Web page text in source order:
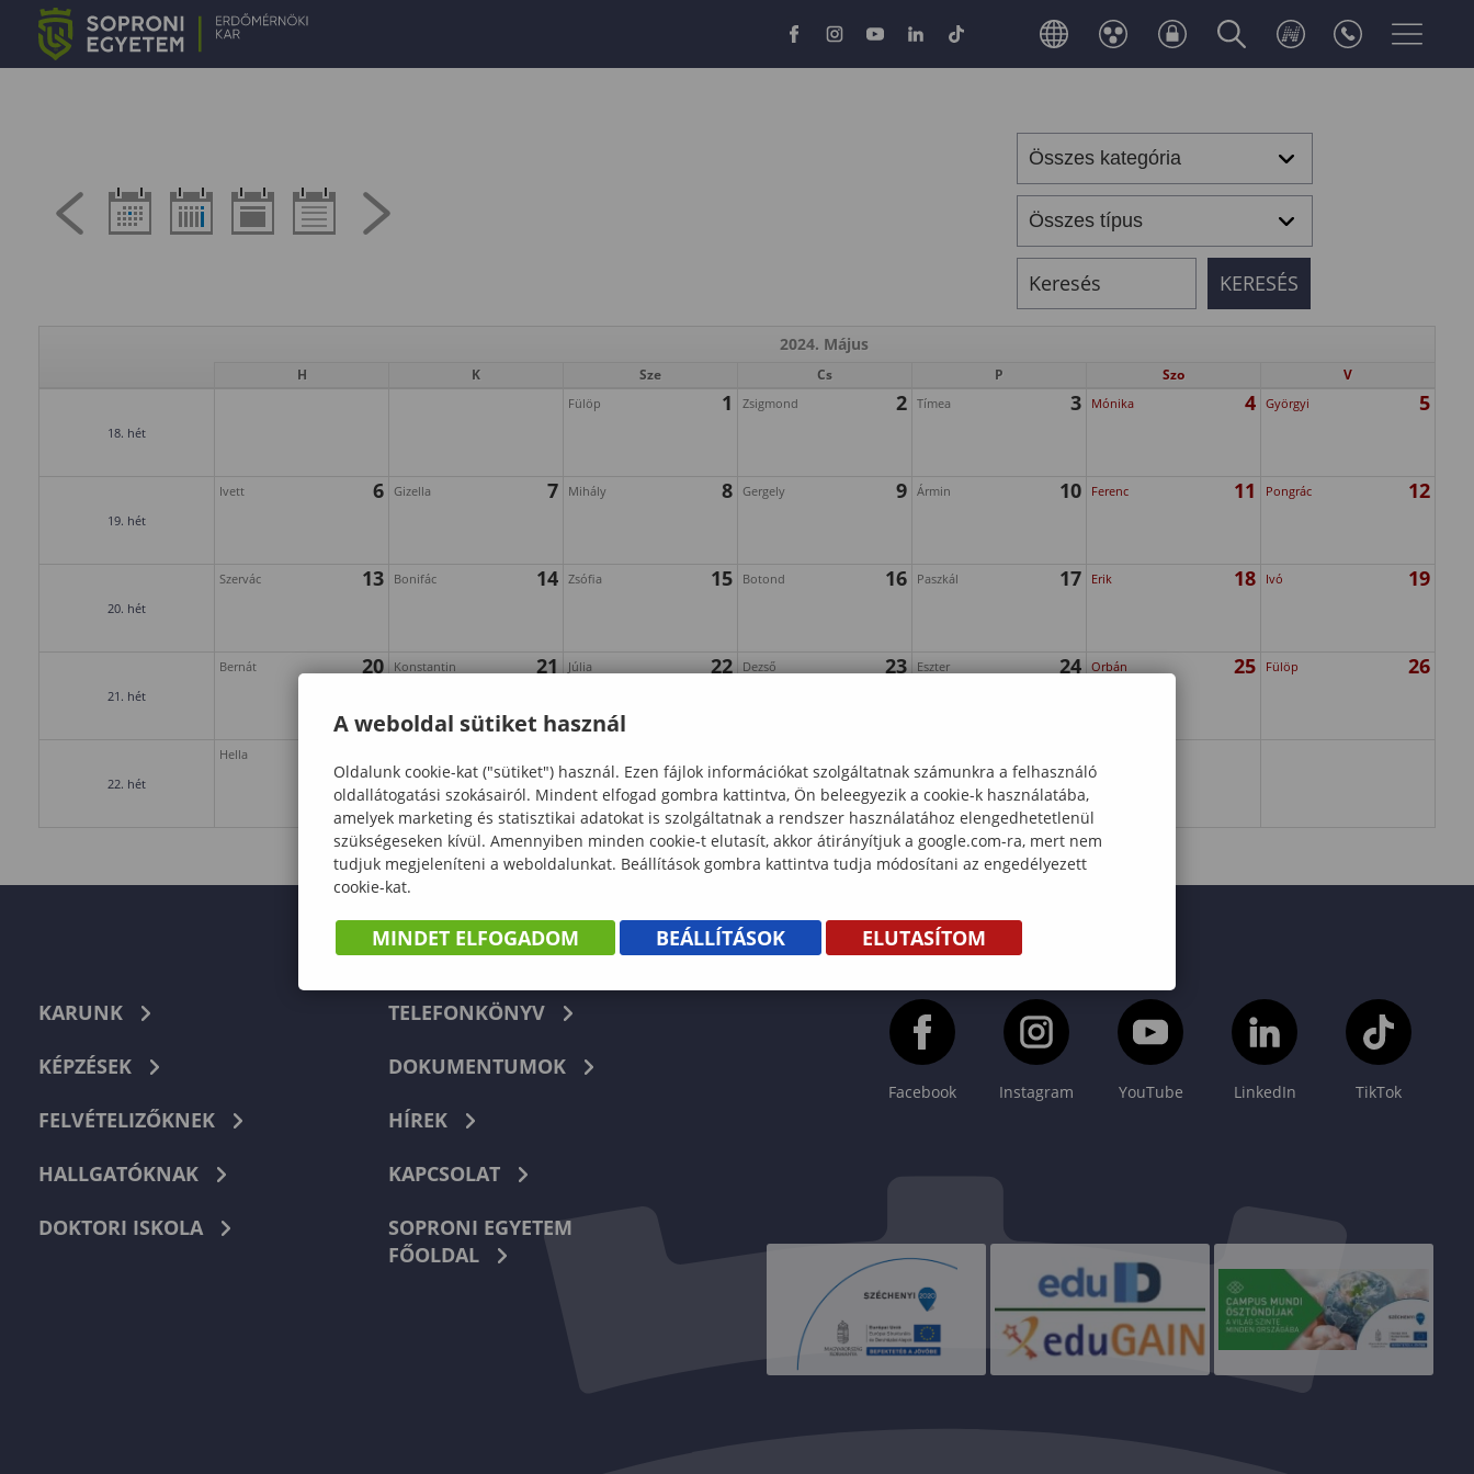
2024. Május
H K Sze Cs P Szo V
18. hét
Fülöp 1 Zsigmond 2 Tímea 3 Mónika 4 Györgyi 5
19. hét
Ivett 6 Gizella 7 Mihály 8 Gergely 9 Ármin 10 Ferenc 11 Pongrác 12
20. hét
Szervác 13 Bonifác 14 Zsófia 15 Botond 16 Paszkál 17 Erik 18 Ivó 19
21. hét
Bernát 20 Konstantin 21 Júlia 22 Dezső 23 Eszter 24 Orbán 25 Fülöp 26
22. hét
Hella
KARUNK
KÉPZÉSEK
FELVÉTELIZŐKNEK
HALLGATÓKNAK
DOKTORI ISKOLA
TELEFONKÖNYV
DOKUMENTUMOK
HÍREK
KAPCSOLAT
SOPRONI EGYETEM
FŐOLDAL
Facebook Instagram YouTube LinkedIn TikTok
A weboldal sütiket használ
Oldalunk cookie-kat ("sütiket") használ. Ezen fájlok információkat szolgáltatnak számunkra a felhasználó
oldallátogatási szokásairól. Mindent elfogad gombra kattintva, Ön beleegyezik a cookie-k használatába,
amelyek marketing és statisztikai adatokat is szolgáltatnak a rendszer használatához elengedhetetlenül
szükségeseken kívül. Amennyiben minden cookie-t elutasít, akkor átirányítjuk a google.com-ra, mert nem
tudjuk megjeleníteni a weboldalunkat. Beállítások gombra kattintva tudja módosítani az engedélyezett
cookie-kat.
MINDET ELFOGADOM BEÁLLÍTÁSOK ELUTASÍTOM